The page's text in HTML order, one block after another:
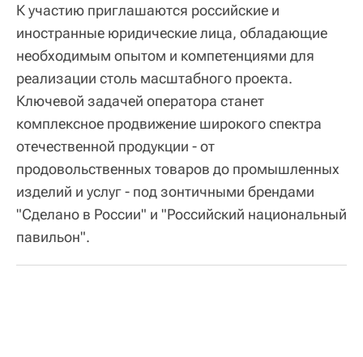
К участию приглашаются российские и
иностранные юридические лица, обладающие
необходимым опытом и компетенциями для
реализации столь масштабного проекта.
Ключевой задачей оператора станет
комплексное продвижение широкого спектра
отечественной продукции - от
продовольственных товаров до промышленных
изделий и услуг - под зонтичными брендами
"Сделано в России" и "Российский национальный
павильон".